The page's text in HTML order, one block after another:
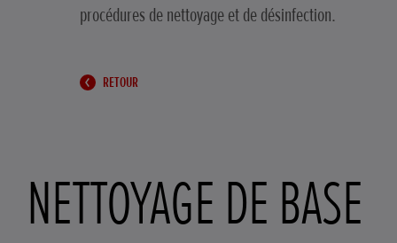
procédures de nettoyage et de désinfection.
RETOUR
NETTOYAGE DE BASE